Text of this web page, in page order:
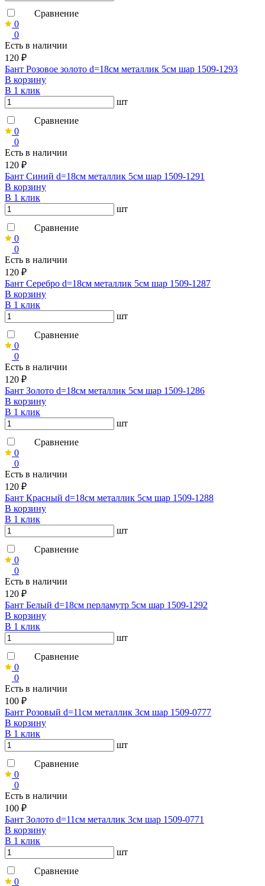
Сравнение
0
0
Есть в наличии
120 ₽
Бант Розовое золото d=18см металлик 5см шар 1509-1293
В корзину
В 1 клик
шт
Сравнение
0
0
Есть в наличии
120 ₽
Бант Синий d=18см металлик 5см шар 1509-1291
В корзину
В 1 клик
шт
Сравнение
0
0
Есть в наличии
120 ₽
Бант Серебро d=18см металлик 5см шар 1509-1287
В корзину
В 1 клик
шт
Сравнение
0
0
Есть в наличии
120 ₽
Бант Золото d=18см металлик 5см шар 1509-1286
В корзину
В 1 клик
шт
Сравнение
0
0
Есть в наличии
120 ₽
Бант Красный d=18см металлик 5см шар 1509-1288
В корзину
В 1 клик
шт
Сравнение
0
0
Есть в наличии
120 ₽
Бант Белый d=18см перламутр 5см шар 1509-1292
В корзину
В 1 клик
шт
Сравнение
0
0
Есть в наличии
100 ₽
Бант Розовый d=11см металлик 3см шар 1509-0777
В корзину
В 1 клик
шт
Сравнение
0
0
Есть в наличии
100 ₽
Бант Золото d=11см металлик 3см шар 1509-0771
В корзину
В 1 клик
шт
Сравнение
0